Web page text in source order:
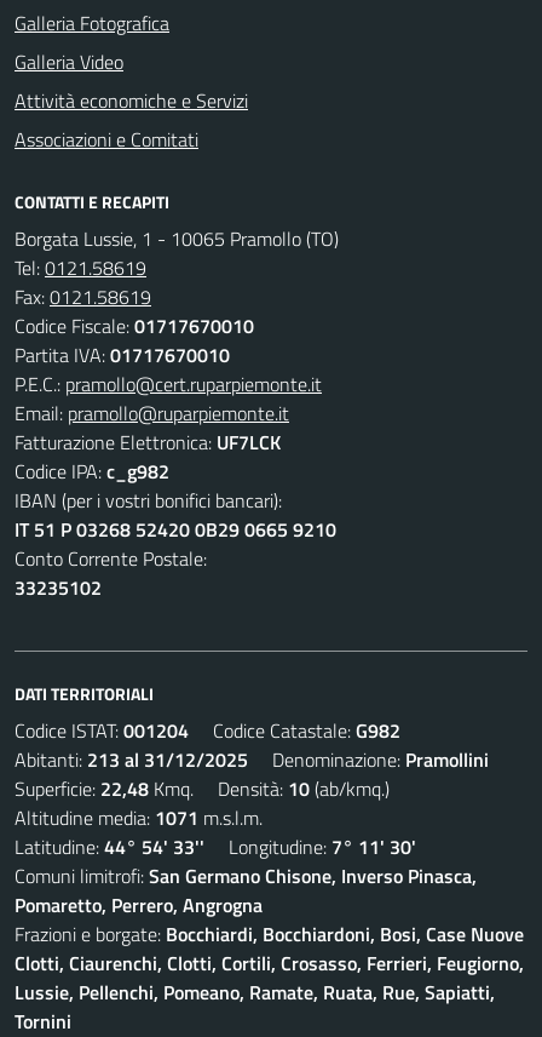
Galleria Fotografica
Galleria Video
Attività economiche e Servizi
Associazioni e Comitati
CONTATTI E RECAPITI
Borgata Lussie, 1 - 10065 Pramollo (TO)
Tel:0121.58619
Fax:0121.58619
Codice Fiscale:01717670010
Partita IVA:01717670010
P.E.C.: pramollo@cert.ruparpiemonte.it
Email: pramollo@ruparpiemonte.it
Fatturazione Elettronica: UF7LCK
Codice IPA:c_g982
IBAN (per i vostri bonifici bancari):
IT 51 P 03268 52420 0B29 0665 9210
Conto Corrente Postale:
33235102
DATI TERRITORIALI
Codice ISTAT:001204 Codice Catastale:G982
Abitanti: 213 al 31/12/2025 Denominazione: Pramollini
Superficie: 22,48 Kmq. Densità: 10(ab/kmq.)
Altitudine media: 1071 m.s.l.m.
Latitudine:44° 54' 33'' Longitudine: 7° 11' 30'
Comuni limitrofi:San Germano Chisone, Inverso Pinasca,
Pomaretto, Perrero, Angrogna
Frazioni e borgate: Bocchiardi, Bocchiardoni, Bosi, Case Nuove
Clotti, Ciaurenchi, Clotti, Cortili, Crosasso, Ferrieri, Feugiorno,
Lussie, Pellenchi, Pomeano, Ramate, Ruata, Rue, Sapiatti,
Tornini